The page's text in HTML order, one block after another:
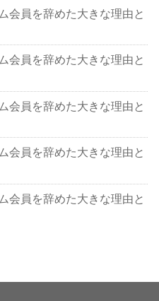
会員を辞めた大きな理由と
会員を辞めた大きな理由と
会員を辞めた大きな理由と
会員を辞めた大きな理由と
会員を辞めた大きな理由と